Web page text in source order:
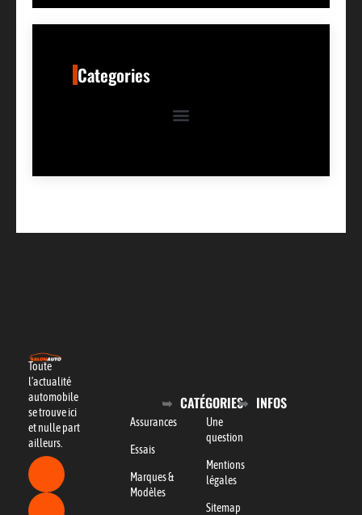
Categories
Toute
l’actualité
automobile
se trouve ici
et nulle part
ailleurs.
CATÉGORIES
Assurances
Essais
Marques &
Modèles
INFOS
Une
question
Mentions
légales
Sitemap